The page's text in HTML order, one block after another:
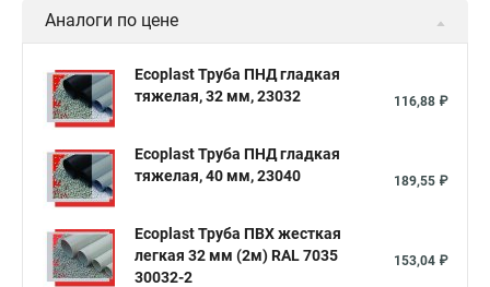
Аналоги по цене
Ecoplast Труба ПНД гладкая
тяжелая, 32 мм, 23032
116,88 ₽
Ecoplast Труба ПНД гладкая
тяжелая, 40 мм, 23040
189,55 ₽
Ecoplast Труба ПВХ жесткая
легкая 32 мм (2м) RAL 7035
30032-2
153,04 ₽